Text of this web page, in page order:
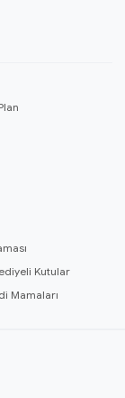
Kutular
Mamaları